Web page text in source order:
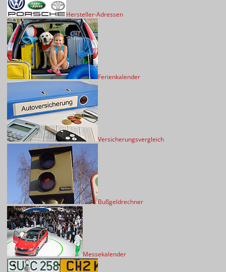
Hersteller-Adressen
Ferienkalender
Versicherungsvergleich
Bußgeldrechner
Messekalender